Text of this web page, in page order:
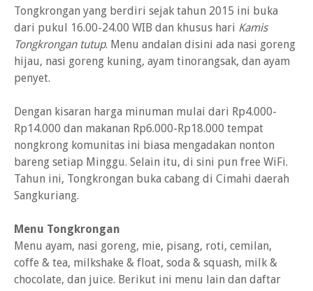
Tongkrongan yang berdiri sejak tahun 2015 ini buka
dari pukul 16.00-24.00 WIB dan khusus hari Kamis
Tongkrongan tutup. Menu andalan disini ada nasi goreng
hijau, nasi goreng kuning, ayam tinorangsak, dan ayam
penyet.
Dengan kisaran harga minuman mulai dari Rp4.000-
Rp14.000 dan makanan Rp6.000-Rp18.000 tempat
nongkrong komunitas ini biasa mengadakan nonton
bareng setiap Minggu. Selain itu, di sini pun free WiFi.
Tahun ini, Tongkrongan buka cabang di Cimahi daerah
Sangkuriang.
Menu Tongkrongan
Menu ayam, nasi goreng, mie, pisang, roti, cemilan,
coffe & tea, milkshake & float, soda & squash, milk &
chocolate, dan juice. Berikut ini menu lain dan daftar